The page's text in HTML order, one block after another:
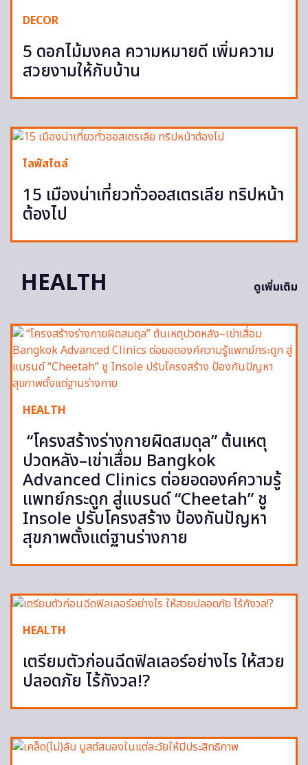
DECOR
5 ดอกไม้มงคล ความหมายดี เพิ่มความ
สวยงามให้กับบ้าน
ไลฟ์สไตล์
15 เมืองน่าเที่ยวทั่วออสเตรเลีย ทริปหน้า
ต้องไป
HEALTH ดูเพิ่มเติม
HEALTH
“โครงสร้างร่างกายผิดสมดุล” ต้นเหตุ
ปวดหลัง–เข่าเสื่อม Bangkok
Advanced Clinics ต่อยอดองค์ความรู้
แพทย์กระดูก สู่แบรนด์ “Cheetah” ชู
Insole ปรับโครงสร้าง ป้องกันปัญหา
สุขภาพตั้งแต่ฐานร่างกาย
HEALTH
เตรียมตัวก่อนฉีดฟิลเลอร์อย่างไร ให้สวย
ปลอดภัย ไร้กังวล!?